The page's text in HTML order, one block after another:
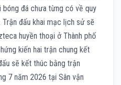
bóng đá chưa từng có về quy
đấu khai mạc lịch sử sẽ
huyền thoại ở Thành phố
kiến hai trận chung kết
sẽ kết thúc bằng trận
7 năm 2026 tại Sân vận